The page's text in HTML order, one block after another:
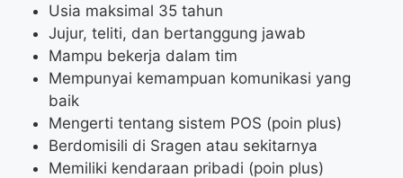
Usia maksimal 35 tahun
Jujur, teliti, dan bertanggung jawab
Mampu bekerja dalam tim
Mempunyai kemampuan komunikasi yang
baik
Mengerti tentang sistem POS (poin plus)
Berdomisili di Sragen atau sekitarnya
Memiliki kendaraan pribadi (poin plus)